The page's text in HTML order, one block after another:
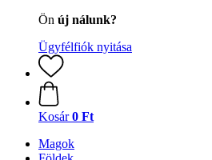
Ön új nálunk?
Ügyfélfiók nyitása
Kosár 0 Ft
Magok